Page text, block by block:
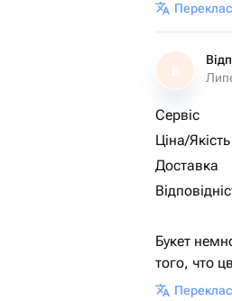
В
Сервіс
Ціна/Якість
Доставка
Букет
того, что